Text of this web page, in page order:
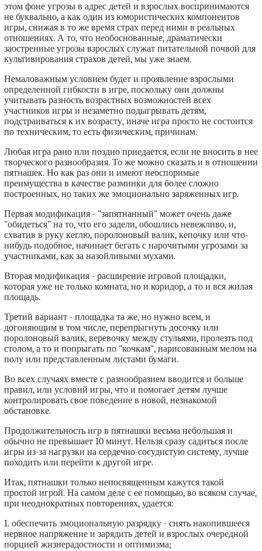
этом фоне угрозы в адрес детей и взрослых воспринимаются
не буквально, а как один из юмористических компонентов
игры, снижая в то же время страх перед ними в реальных
отношениях. А то, что необоснованные, драматически
заостренные угрозы взрослых служат питательной почвой для
культивирования страхов детей, мы уже знаем.
Немаловажным условием будет и проявление взрослыми
определенной гибкости в игре, поскольку они должны
учитывать разность возрастных возможностей всех
участников игры и незаметно подыгрывать детям,
подстраиваться к их возрасту, иначе игра просто не состоится
по техническим, то есть физическим, причинам.
Любая игра рано или поздно приедается, если не вносить в нее
творческого разнообразия. То же можно сказать и в отношении
пятнашек. Но как раз они и имеют неоспоримые
преимущества в качестве разминки для более сложно
построенных, но таких же эмоционально заряженных игр.
Первая модификация - "запятнанный" может очень даже
"обидеться" на то, что его задели, обошлись невежливо, и,
схватив в руку кеглю, поролоновый валик, кепочку или что-
нибудь подобное, начинает бегать с нарочитыми угрозами за
участниками, как за назойливыми мухами.
Вторая модификация - расширение игровой площадки,
которая уже не только комната, но и коридор, а то и вся жилая
площадь.
Третий вариант - площадка та же, но нужно всем, и
догоняющим в том числе, перепрыгнуть досочку или
поролоновый валик, веревочку между стульями, пролезть под
столом, а то и попрыгать по "кочкам", нарисованным мелом на
полу или представленным листами бумаги.
Во всех случаях вместе с разнообразием вводится и больше
правил, или условий игры, что и помогает детям лучше
контролировать свое поведение в новой, незнакомой
обстановке.
Продолжительность игр в пятнашки весьма небольшая и
обычно не превышает 10 минут. Нельзя сразу садиться после
игры из-за нагрузки на сердечно-сосудистую систему, лучше
походить или перейти к другой игре.
Итак, пятнашки только непосвященным кажутся такой
простой игрой. На самом деле с ее помощью, во всяком случае,
при неоднократных повторениях, удается:
1. обеспечить эмоциональную разрядку - снять накопившееся
нервное напряжение и зарядить детей и взрослых очередной
порцией жизнерадостности и оптимизма;